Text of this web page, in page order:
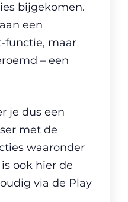
bijgekomen.
een
functie, maar
– een
je dus een
met de
waaronder
ook hier de
via de Play